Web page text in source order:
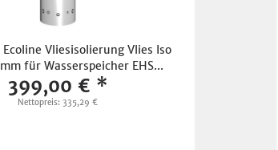
Vliesisolierung Vlies Iso
für Wasserspeicher EHS...
399,00 € *
Nettopreis: 335,29 €